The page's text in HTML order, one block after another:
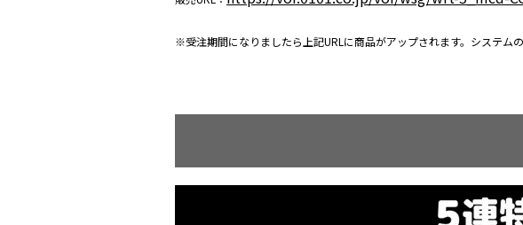
※受注期間になりましたら上記URLに商品がアップされます。システム